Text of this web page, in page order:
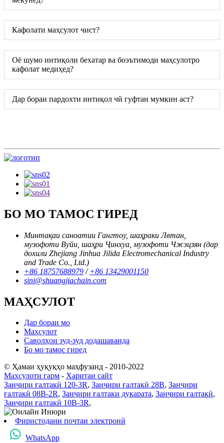
Кафолати маҳсулот чист?
Оё шумо интиқоли бехатар ва боэътимоди маҳсулотро
кафолат медиҳед?
Дар бораи пардохти интиқол чӣ гуфтан мумкин аст?
БО МО ТАМОС ГИРЕД
Минтақаи саноатии Гангтоу, шаҳраки Лвтан,
музофоти Вуйи, шаҳри Ҷинхуа, музофоти Чжэцзян (дар
дохили Zhejiang Jinhua Jilida Electromechanical Industry
and Trade Co., Ltd.)
+86 18757688979 /+86 13429001150
sini@shuangjiachain.com
МАҲСУЛОТ
Дар бораи мо
Маҳсулот
Саволҳои зуд-зуд додашаванда
Бо мо тамос гиред
© Ҳамаи ҳуқуқҳо маҳфузанд - 2010-2022
Маҳсулоти гарм - Харитаи сайт
Занҷири ғалтакӣ 120-3R, Занҷири ғалтакӣ 28B, Занҷири
ғалтакӣ 08B-2R, Занҷири ғалтаки дукарата, Занҷири ғалтакӣ,
Занҷири ғалтакӣ 10B-3R,
Фиристодани почтаи электронӣ
WhatsApp